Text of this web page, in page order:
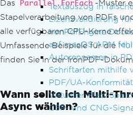
Textauszug in
Lizenzvalidierung
IronPdfEngine
auf macOS ARM fehl
Autorennamen in
Schriftarten mithilfe
PDF/UA-Konformität
Virtueller Pfad-
CSP- und CNG-
Das Parallel.ForEach -Muster
Stapelverarbeitung von PDFs
alle verfügbaren CPU-Kerne
Umfassende Beispiele für die
finden Sie in der IronPDF-
Wann sollte ich Multi-
Async wählen?